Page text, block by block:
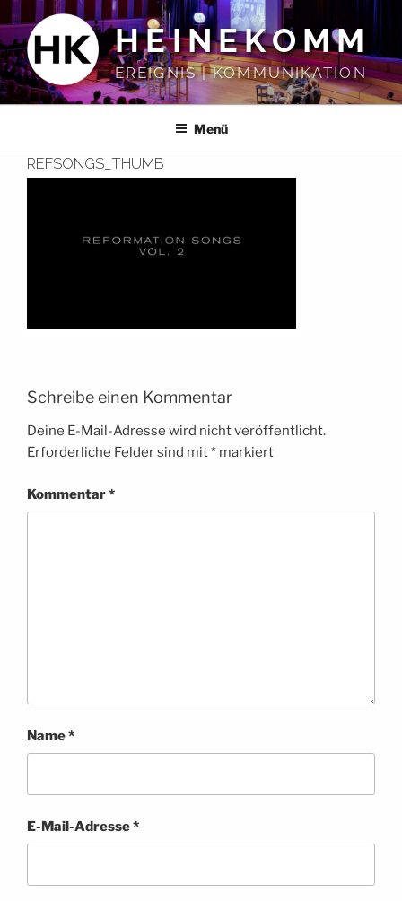
Inhalt
springen
HEINEKOMM
EREIGNIS | KOMMUNIKATION
Menü
REFSONGS_THUMB
Schreibe einen Kommentar
Deine E-Mail-Adresse wird nicht veröffentlicht.
Erforderliche Felder sind mit* markiert
Kommentar*
Name*
E-Mail-Adresse*